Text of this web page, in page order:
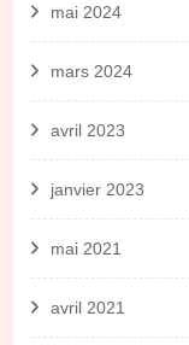
mai 2024
mars 2024
avril 2023
janvier 2023
mai 2021
avril 2021